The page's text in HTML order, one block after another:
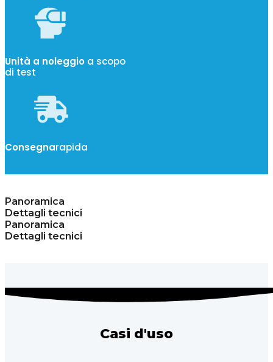
Unità a noleggio a scopo
di test
Consegnarapida
Panoramica
Dettagli tecnici
Panoramica
Dettagli tecnici
Casi d'uso